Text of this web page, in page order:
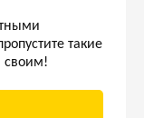
такие
своим!